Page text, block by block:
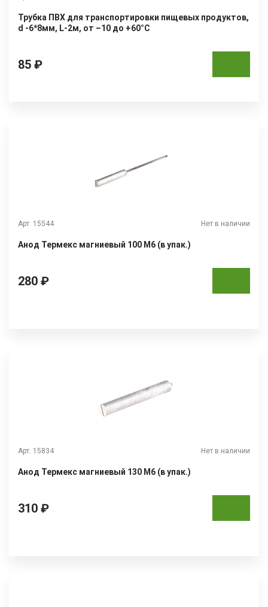
Трубка ПВХ для транспортировки пищевых продуктов,
d -6*8мм, L-2м, от –10 до +60°С
85 ₽
Арт. 15544 Нет в наличии
Анод Термекс магниевый 100 М6 (в упак.)
280 ₽
Арт. 15834 Нет в наличии
Анод Термекс магниевый 130 М6 (в упак.)
310 ₽